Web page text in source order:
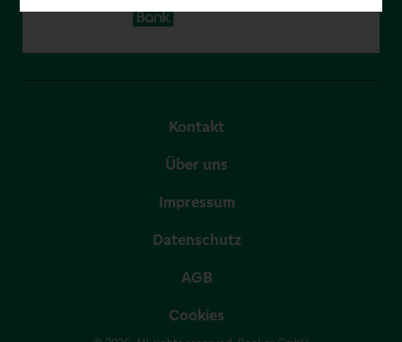
Kontakt
Über uns
Impressum
Datenschutz
AGB
Cookies